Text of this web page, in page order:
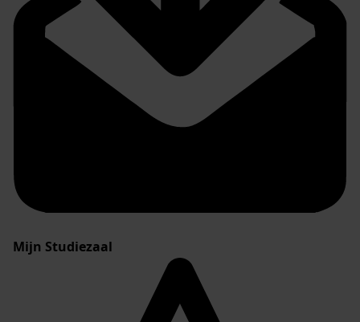
Mijn Studiezaal